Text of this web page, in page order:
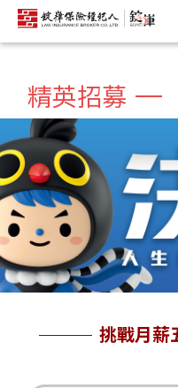
精英招募
挑戰月薪